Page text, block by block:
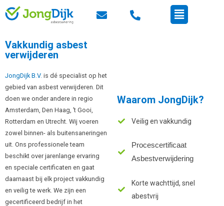
naar
inhoud
Menu
Vakkundig asbest
verwijderen
JongDijk B.V. is dé specialist op het
gebied van asbest verwijderen. Dit
doen we onder andere in regio
Amsterdam, Den Haag, ’t Gooi,
Rotterdam en Utrecht. Wij voeren
zowel binnen- als buitensaneringen
uit. Ons professionele team
beschikt over jarenlange ervaring
en speciale certificaten en gaat
daarnaast bij elk project vakkundig
en veilig te werk. We zijn een
gecertificeerd bedrijf in het
Waarom JongDijk?
Veilig en vakkundig
Procescertificaat
Asbestverwijdering
Korte wachttijd, snel
abestvrij